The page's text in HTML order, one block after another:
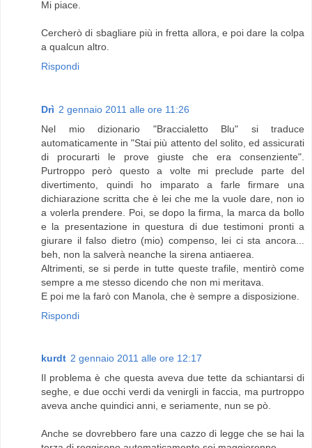
Mi piace.
Cercherò di sbagliare più in fretta allora, e poi dare la colpa
a qualcun altro.
Rispondi
Drì 2 gennaio 2011 alle ore 11:26
Nel mio dizionario "Braccialetto Blu" si traduce
automaticamente in "Stai più attento del solito, ed assicurati
di procurarti le prove giuste che era consenziente".
Purtroppo però questo a volte mi preclude parte del
divertimento, quindi ho imparato a farle firmare una
dichiarazione scritta che è lei che me la vuole dare, non io
a volerla prendere. Poi, se dopo la firma, la marca da bollo
e la presentazione in questura di due testimoni pronti a
giurare il falso dietro (mio) compenso, lei ci sta ancora...
beh, non la salverà neanche la sirena antiaerea.
Altrimenti, se si perde in tutte queste trafile, mentirò come
sempre a me stesso dicendo che non mi meritava.
E poi me la farò con Manola, che è sempre a disposizione.
Rispondi
kurdt 2 gennaio 2011 alle ore 12:17
Il problema è che questa aveva due tette da schiantarsi di
seghe, e due occhi verdi da venirgli in faccia, ma purtroppo
aveva anche quindici anni, e seriamente, nun se pò.
Anche se dovrebbero fare una cazzo di legge che se hai la